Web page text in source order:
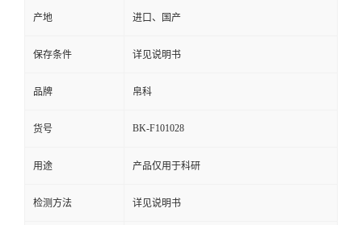
产地 进口、国产
保存条件 详见说明书
品牌 帛科
货号 BK-F101028
用途 产品仅用于科研
检测方法 详见说明书